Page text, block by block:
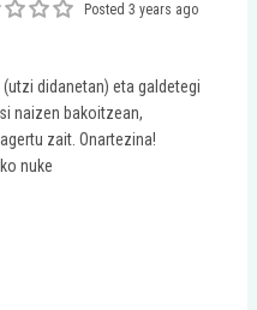
Posted 3 years ago
didanetan) eta galdetegi
naizen bakoitzean,
zait. Onartezina!
nuke